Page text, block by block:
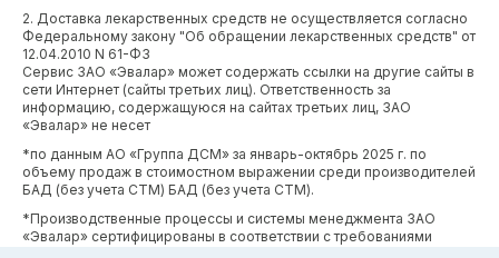
2. Доставка лекарственных средств не осуществляется согласно
Федеральному закону "Об обращении лекарственных средств" от
12.04.2010 N 61-ФЗ
Сервис ЗАО «Эвалар» может содержать ссылки на другие сайты в
сети Интернет (сайты третьих лиц). Ответственность за
информацию, содержащуюся на сайтах третьих лиц, ЗАО
«Эвалар» не несет
*по данным АО «Группа ДСМ» за январь-октябрь 2025 г. по
объему продаж в стоимостном выражении среди производителей
БАД (без учета СТМ) БАД (без учета СТМ).
*Производственные процессы и системы менеджмента ЗАО
«Эвалар» сертифицированы в соответствии с требованиями